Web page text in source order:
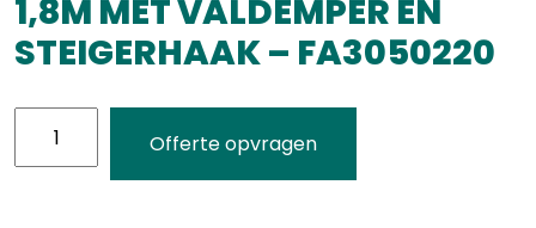
1,8M MET VALDEMPER EN
STEIGERHAAK – FA3050220
Offerte opvragen